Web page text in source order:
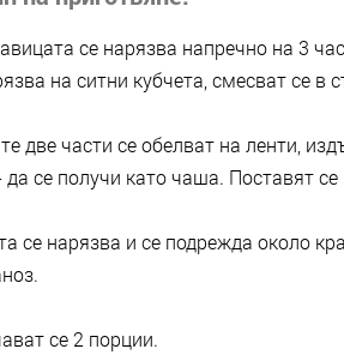
се нарязва напречно на 3
на ситни кубчета, смесват се в
две части се обелват на ленти,
да се получи като чаша. Поставят
се нарязва и се подрежда около
се 2 порции.